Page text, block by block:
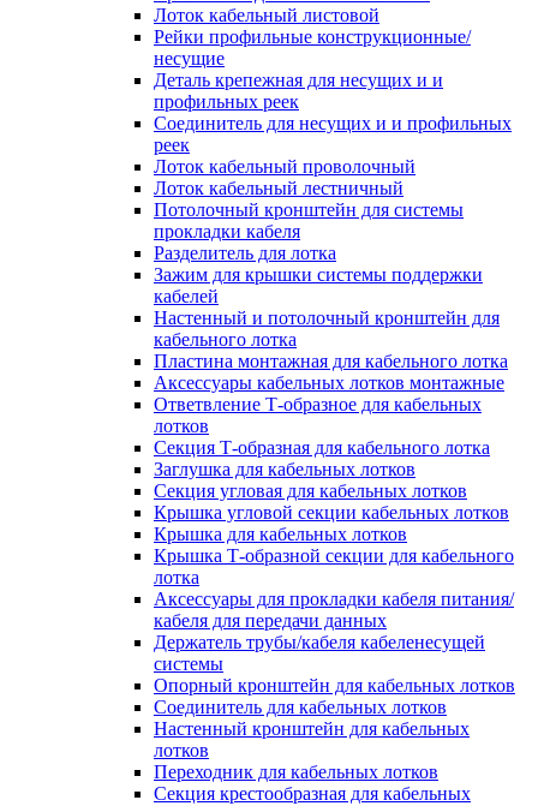
Лоток кабельный листовой
Рейки профильные конструкционные/
несущие
Деталь крепежная для несущих и и
профильных реек
Соединитель для несущих и и профильных
реек
Лоток кабельный проволочный
Лоток кабельный лестничный
Потолочный кронштейн для системы
прокладки кабеля
Разделитель для лотка
Зажим для крышки системы поддержки
кабелей
Настенный и потолочный кронштейн для
кабельного лотка
Пластина монтажная для кабельного лотка
Аксессуары кабельных лотков монтажные
Ответвление Т-образное для кабельных
лотков
Секция Т-образная для кабельного лотка
Заглушка для кабельных лотков
Секция угловая для кабельных лотков
Крышка угловой секции кабельных лотков
Крышка для кабельных лотков
Крышка Т-образной секции для кабельного
лотка
Аксессуары для прокладки кабеля питания/
кабеля для передачи данных
Держатель трубы/кабеля кабеленесущей
системы
Опорный кронштейн для кабельных лотков
Соединитель для кабельных лотков
Настенный кронштейн для кабельных
лотков
Переходник для кабельных лотков
Секция крестообразная для кабельных